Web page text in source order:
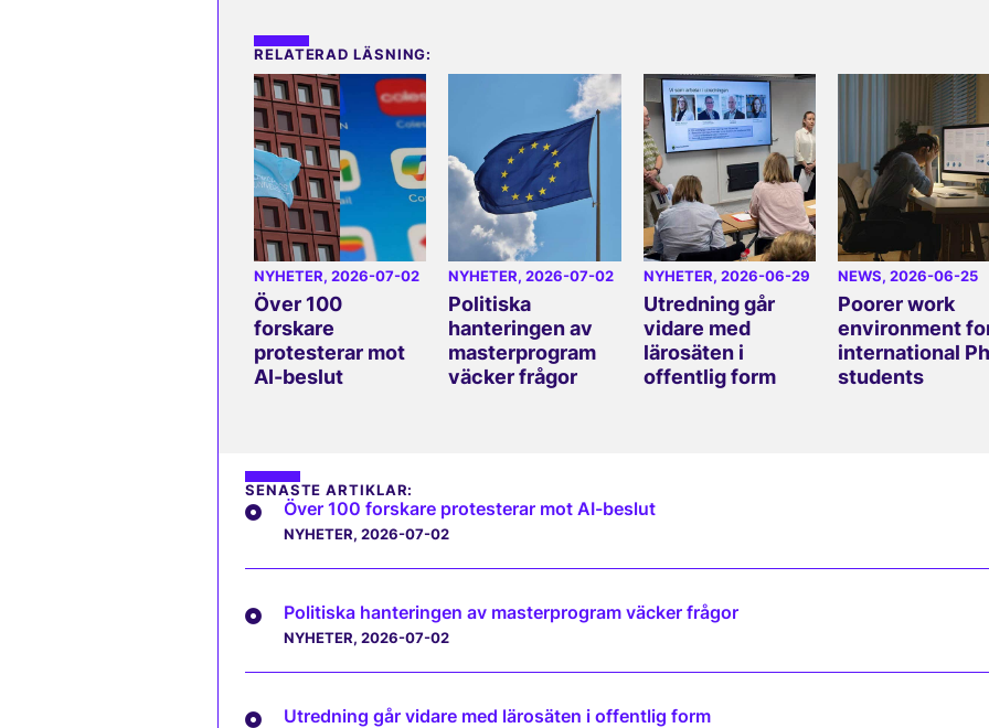
RELATERAD LÄSNING:
NYHETER, 2026-07-02
Över 100
forskare
protesterar mot
AI-beslut
NYHETER, 2026-07-02
Politiska
hanteringen av
masterprogram
väcker frågor
NYHETER, 2026-06-29
Utredning går
vidare med
lärosäten i
offentlig form
NEWS, 2026-06-25
Poorer work
environment
international
students
SENASTE ARTIKLAR:
Över 100 forskare protesterar mot AI-beslut
NYHETER, 2026-07-02
Politiska hanteringen av masterprogram väcker frågor
NYHETER, 2026-07-02
Utredning går vidare med lärosäten i offentlig form